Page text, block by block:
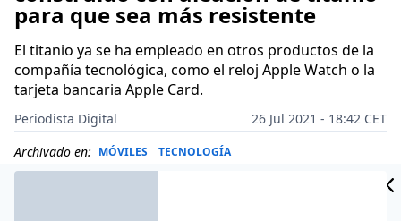
para que sea más resistente
El titanio ya se ha empleado en otros productos de la
compañía tecnológica, como el reloj Apple Watch o la
tarjeta bancaria Apple Card.
Periodista Digital
26 Jul 2021 - 18:42 CET
Archivado en: MÓVILES TECNOLOGÍA